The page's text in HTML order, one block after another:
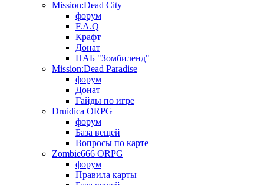
Mission:Dead City
форум
F.A.Q
Крафт
Донат
ПАБ "Зомбиленд"
Mission:Dead Paradise
форум
Донат
Гайды по игре
Druidica ORPG
форум
База вещей
Вопросы по карте
Zombie666 ORPG
форум
Правила карты